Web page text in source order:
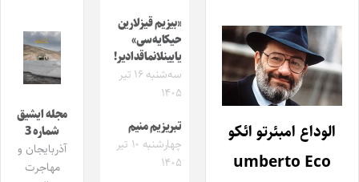
الوداع امبئرتو ائکو
umberto Eco
«بیزیم قیزلارین
حیکایه‌سی»
یایینلانماقدادیر!
سه‌شنبه ۱۶ تیر
۱۴۰۵
تبریزیم منیم
چهارشنبه ۱۰ تیر
۱۴۰۵
مجله ایشیق
شماره 3
آذربایجان و
مهاجرت